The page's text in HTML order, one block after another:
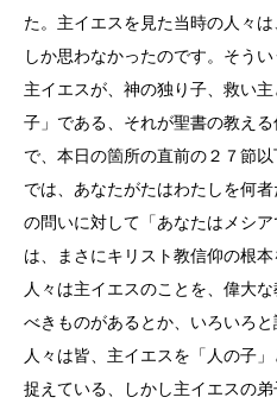
た。主イエスを見た当時の人々
しか思わなかったのです。そう
主イエスが、神の独り子、救い
子」である、それが聖書の教え
で、本日の箇所の直前の２７節
では、あなたがたはわたしを何
の問いに対して「あなたはメシ
は、まさにキリスト教信仰の根
人々は主イエスのことを、偉大
べきものがあるとか、いろいろ
人々は皆、主イエスを「人の子
捉えている、しかし主イエスの